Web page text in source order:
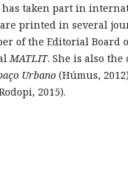
has taken part in
printed in several
of the Editorial Board
MATLIT. She is also
Urbano (Húmus,
2015).